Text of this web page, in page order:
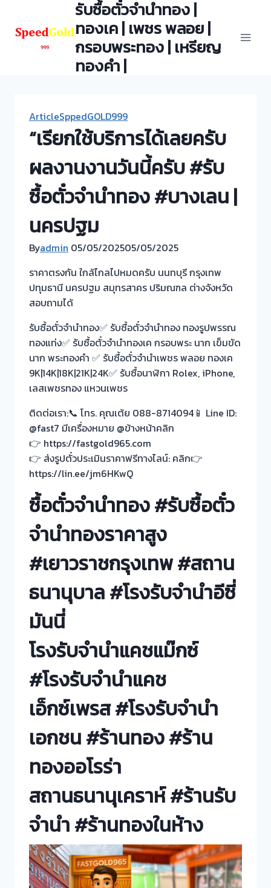
content
รับซื้อตั๋วจำนำทอง |
ทองเค | เพชร พลอย |
กรอบพระทอง | เหรียญ
ทองคำ |
ArticleSppedGOLD999
“เรียกใช้บริการได้เลยครับ
ผลงานงานวันนี้ครับ #รับ
ซื้อตั๋วจำนำทอง #บางเลน |
นครปฐม
Byadmin 05/05/202505/05/2025
ราคาตรงกัน ใกล้ไกลไปหมดครับ นนทบุรี กรุงเทพ
ปทุมธานี นครปฐม สมุทรสาคร ปริมณฑล ต่างจังหวัด
สอบถามได้
รับซื้อตั๋วจำนำทอง✅ รับซื้อตั๋วจำนำทอง ทองรูปพรรณ
ทองแท่ง✅ รับซื้อตั๋วจำนำทองเค กรอบพระ นาก เข็มขัด
นาก พระทองคำ ✅ รับซื้อตั๋วจำนำเพชร พลอย ทองเค
9K|14K|18K|21K|24K✅ รับซื้อนาฬิกา Rolex, iPhone,
เลสเพชรทอง แหวนเพชร
ติดต่อเรา:📞 โทร. คุณเต้ย 088-8714094📱 Line ID:
@fast7 มีเครื่องหมาย @ข้างหน้าคลิก
👉 https://fastgold965.com
👉 ส่งรูปตั๋วประเมินราคาฟรีทางไลน์: คลิก👉
https://lin.ee/jm6HKwQ
ซื้อตั๋วจำนำทอง #รับซื้อตั๋ว
จำนำทองราคาสูง
#เยาวราชกรุงเทพ #สถาน
ธนานุบาล #โรงรับจำนำอีซี่
มันนี่
โรงรับจำนำแคชแม๊กซ์
#โรงรับจำนำแคช
เอ็กซ์เพรส #โรงรับจำนำ
เอกชน #ร้านทอง #ร้าน
ทองออโรร่า
สถานธนานุเคราห์ #ร้านรับ
จำนำ #ร้านทองในห้าง